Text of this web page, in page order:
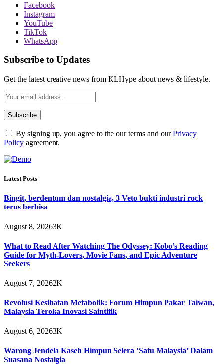
Facebook
Instagram
YouTube
TikTok
WhatsApp
Subscribe to Updates
Get the latest creative news from KLHype about news & lifestyle.
By signing up, you agree to the our terms and ourPrivacy
Policy agreement.
Latest Posts
Bingit, berdentum dan nostalgia, 3 Veto bukti industri rock
terus berbisa
August 8, 20263K
What to Read After Watching The Odyssey: Kobo’s Reading
Guide for Myth-Lovers, Movie Fans, and Epic Adventure
Seekers
August 7, 20262K
Revolusi Kesihatan Metabolik: Forum Himpun Pakar Taiwan,
Malaysia Teroka Inovasi Saintifik
August 6, 20263K
Warong Jendela Kaseh Himpun Selera ‘Satu Malaysia’ Dalam
Suasana Nostalgia